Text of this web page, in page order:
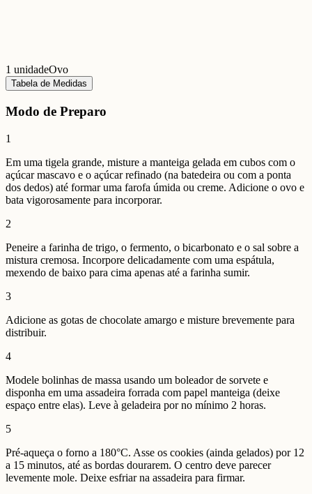
1 unidadeOvo
Tabela de Medidas
Modo de Preparo
1
Em uma tigela grande, misture a manteiga gelada em cubos com o
açúcar mascavo e o açúcar refinado (na batedeira ou com a ponta
dos dedos) até formar uma farofa úmida ou creme. Adicione o ovo e
bata vigorosamente para incorporar.
2
Peneire a farinha de trigo, o fermento, o bicarbonato e o sal sobre a
mistura cremosa. Incorpore delicadamente com uma espátula,
mexendo de baixo para cima apenas até a farinha sumir.
3
Adicione as gotas de chocolate amargo e misture brevemente para
distribuir.
4
Modele bolinhas de massa usando um boleador de sorvete e
disponha em uma assadeira forrada com papel manteiga (deixe
espaço entre elas). Leve à geladeira por no mínimo 2 horas.
5
Pré-aqueça o forno a 180°C. Asse os cookies (ainda gelados) por 12
a 15 minutos, até as bordas dourarem. O centro deve parecer
levemente mole. Deixe esfriar na assadeira para firmar.